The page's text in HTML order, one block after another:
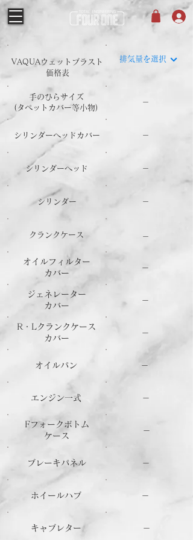
​VAQUAウェットブラスト
​価格表
排気量を選択
手のひらサイズ
​(タペットカバー等小物)
－
シリンダーヘッドカバー －
シリンダーヘッド －
シリンダー －
クランクケース －
オイルフィルター
カバー
－
ジェネレーター
カバー
－
R・Lクランクケース
カバー
－
オイルパン －
エンジン一式 －
Fフォークボトム
ケース
－
ブレーキパネル －
ホイールハブ －
キャブレター －